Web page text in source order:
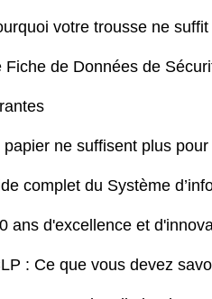
votre trousse ne suffit
de Données de
ne suffisent plus
complet du Système
ans d'excellence et
: Ce que vous devez